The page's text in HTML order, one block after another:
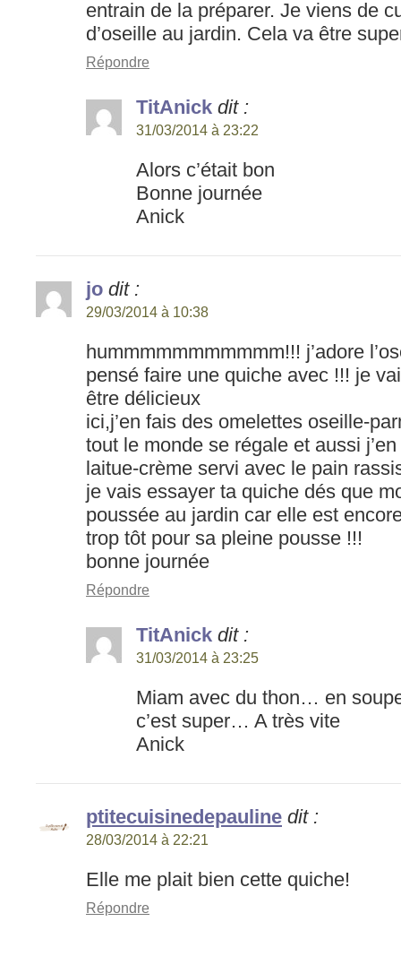
entrain de la préparer. Je viens de
d’oseille au jardin. Cela va être
Répondre
TitAnick dit :
31/03/2014 à 23:22
Alors c’était bon
Bonne journée
Anick
jo dit :
29/03/2014 à 10:38
hummmmmmmmmmm!!! j’adore
pensé faire une quiche avec !!! je
être délicieux
ici,j’en fais des omelettes oseille-
tout le monde se régale et aussi
laitue-crème servi avec le pain
je vais essayer ta quiche dés que
poussée au jardin car elle est
trop tôt pour sa pleine pousse !!!
bonne journée
Répondre
TitAnick dit :
31/03/2014 à 23:25
Miam avec du thon… en
c’est super… A très vite
Anick
ptitecuisinedepauline dit :
28/03/2014 à 22:21
Elle me plait bien cette quiche!
Répondre